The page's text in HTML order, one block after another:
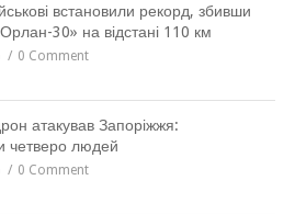
встановили рекорд, збивши
30» на відстані 110 км
0 Comment
атакував Запоріжжя:
четверо людей
0 Comment